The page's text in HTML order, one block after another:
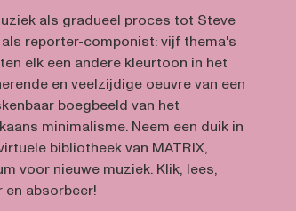
als gradueel proces tot Steve
als reporter-componist: vijf thema's
elk een andere kleurtoon in het
en veelzijdige oeuvre van een
boegbeeld van het
minimalisme. Neem een duik in
bibliotheek van MATRIX,
voor nieuwe muziek. Klik, lees,
en absorbeer!